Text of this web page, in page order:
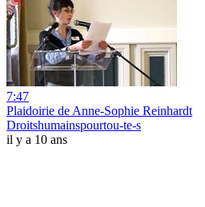
7:47
Plaidoirie de Anne-Sophie Reinhardt
Droitshumainspourtou-te-s
il y a 10 ans